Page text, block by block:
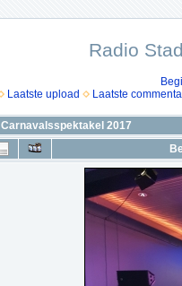
Radio
Laatste upload Laatste
Carnavalsspektakel 2017